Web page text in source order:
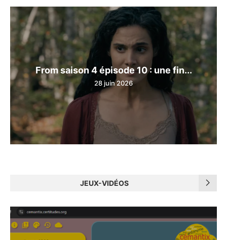
From saison 4 épisode 10 : une fin...
28 juin 2026
JEUX-VIDÉOS